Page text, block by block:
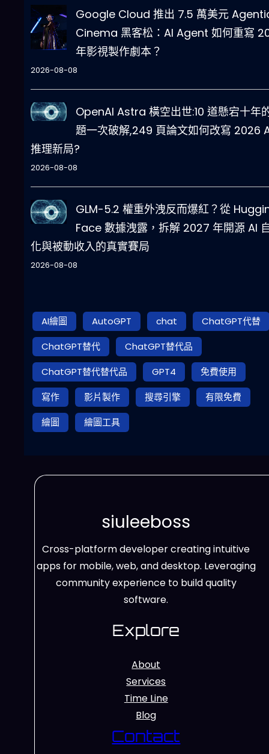
Google Cloud 推出 7.5 萬美元
Cinema 黑客松：AI Agent 如何重寫
年影視製作劇本？
2026-08-08
OpenAI Astra 橫空出世:10 道懸宕十年
題一次破解,249 頁論文如何改寫 2026
推理新局?
2026-08-08
GLM-5.2 權重外洩反而爆紅？從
Face 數據洩露，拆解 2027 年開源 AI
化與被動收入的真實賽局
2026-08-08
AI繪圖 AutoGPT chat
ChatGPT代替
ChatGPT替代
ChatGPT替代品
ChatGPT替代替代品
GPT4
免費使用
寫作
影片製作 搜尋引擎
有限免費
繪圖
繪圖工具
siuleeboss
Cross-platform developer creating intuitive
apps for mobile, web, and desktop. Leveraging
community experience to build quality
software.
Explore
About
Services
Time Line
Blog
Contact